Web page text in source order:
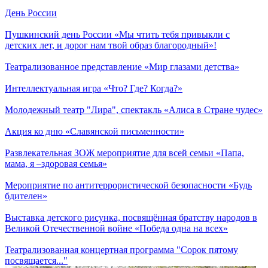
День России
Пушкинский день России «Мы чтить тебя привыкли с
детских лет, и дорог нам твой образ благородный»!
Театрализованное представление «Мир глазами детства»
Интеллектуальная игра «Что? Где? Когда?»
Молодежный театр "Лира", спектакль «Алиса в Стране чудес»
Акция ко дню «Славянской письменности»
Развлекательная ЗОЖ мероприятие для всей семьи «Папа,
мама, я –здоровая семья»
Мероприятие по антитеррористической безопасности «Будь
бдителен»
Выставка детского рисунка, посвящённая братству народов в
Великой Отечественной войне «Победа одна на всех»
Театрализованная концертная программа "Сорок пятому
посвящается..."